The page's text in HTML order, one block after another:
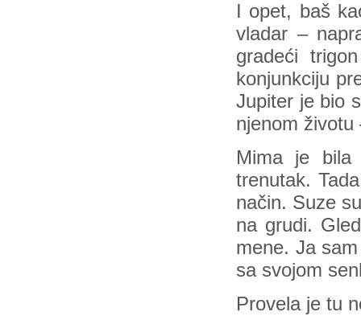
I opet, baš
vladar –
gradeći
konjunkciju
Jupiter je bio
njenom životu
Mima je bila
trenutak.
način. Suze
na grudi.
mene. Ja
sa svojom
Provela je tu